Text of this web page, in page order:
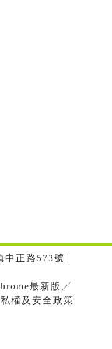
中正路573號 |
最新版╱
權及安全政策